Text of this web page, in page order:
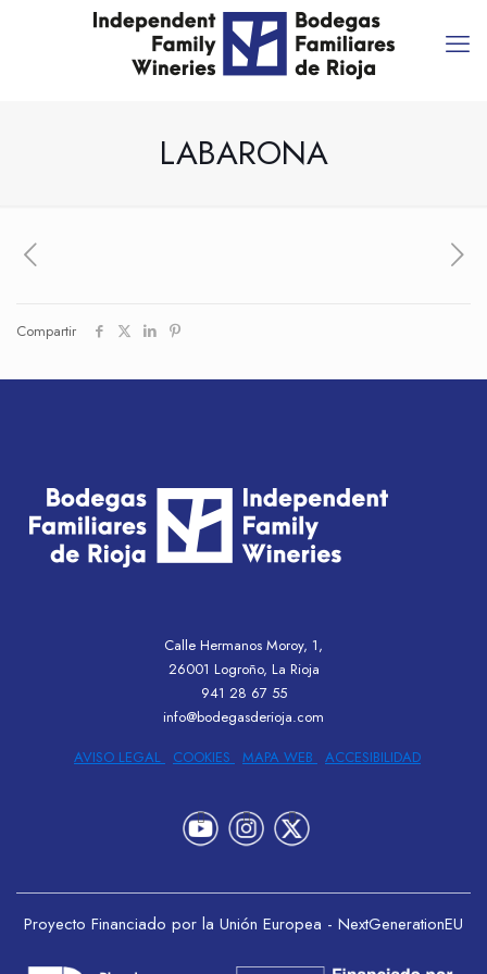
LABARONA
Compartir
Calle Hermanos Moroy, 1,
26001 Logroño, La Rioja
941 28 67 55
info@bodegasderioja.com
AVISO LEGAL
COOKIES MAPA WEB ACCESIBILIDAD
Proyecto Financiado por la Unión Europea - NextGenerationEU